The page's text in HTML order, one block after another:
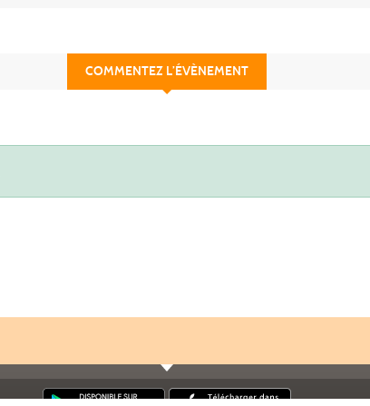
COMMENTEZ L’ÉVÈNEMENT